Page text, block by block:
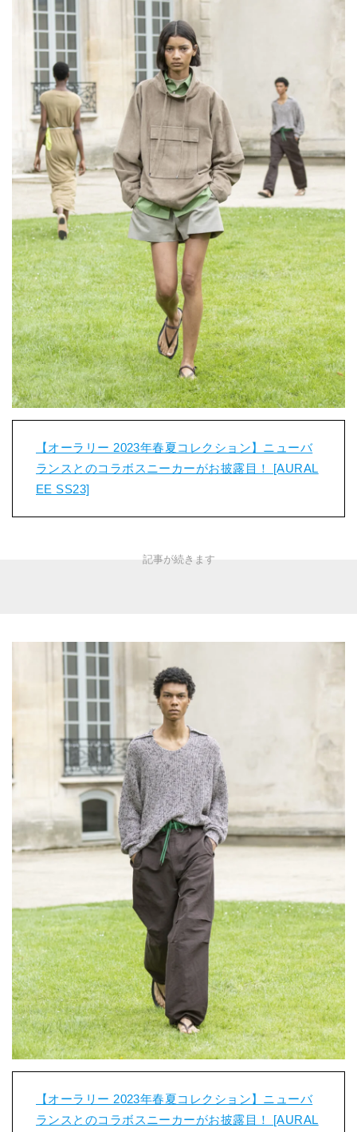
【オーラリー 2023年春夏コレクション】ニューバ
ランスとのコラボスニーカーがお披露目！ [AURAL
EE SS23]
【オーラリー 2023年春夏コレクション】ニューバ
ランスとのコラボスニーカーがお披露目！ [AURAL